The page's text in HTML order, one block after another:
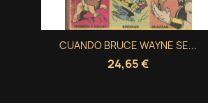
CUANDO BRUCE WAYNE SE...
24,65 €
Vista rápida